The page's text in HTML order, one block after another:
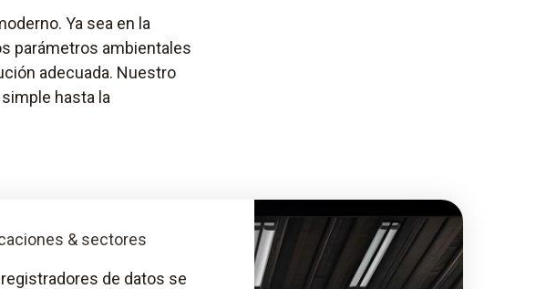
Ya sea en la
parámetros ambientales
adecuada. Nuestro
hasta la
& sectores
de datos se